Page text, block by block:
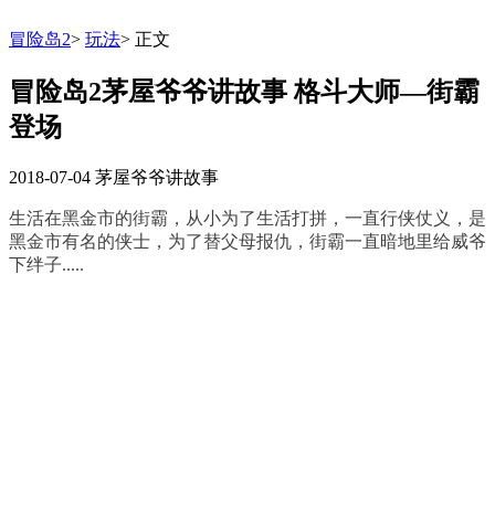
冒险岛2> 玩法> 正文
冒险岛2茅屋爷爷讲故事 格斗大师—街霸
登场
2018-07-04 茅屋爷爷讲故事
生活在黑金市的街霸，从小为了生活打拼，一直行侠仗义，是
黑金市有名的侠士，为了替父母报仇，街霸一直暗地里给威爷
下绊子.....